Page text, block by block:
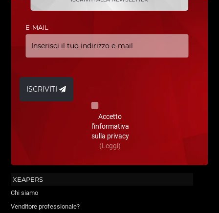
E-MAIL
ISCRIVITI
Accetto
l'informativa
sulla privacy
(Leggi)
XEAPERS
Chi siamo
Venditore professionale?